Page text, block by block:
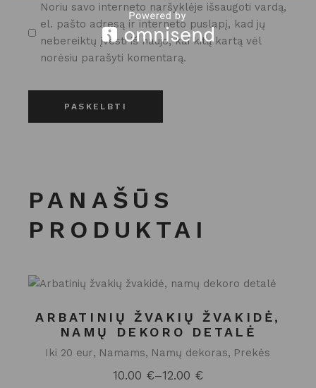
Noriu savo interneto naršyklėje išsaugoti vardą,
el. pašto adresą ir interneto puslapį, kad jų
nebereiktų įvesti iš naujo, kai kitą kartą vėl
norėsiu parašyti komentarą.
PASKELBTI
PANAŠŪS
PRODUKTAI
ARBATINIŲ ŽVAKIŲ ŽVAKIDĖ,
NAMŲ DEKORO DETALĖ
Iki 20 eur Namams Namų dekoras Prekės
10.00 €–12.00 €
Price